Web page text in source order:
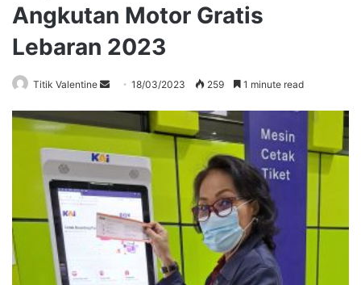
Angkutan Motor Gratis
Lebaran 2023
Titik Valentine
Send18/03/2023 259 1 minute read